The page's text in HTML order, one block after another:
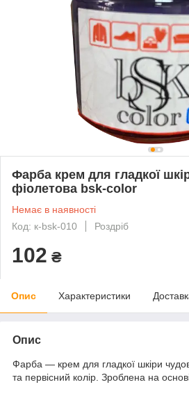
Фарба крем для гладкої
фіолетова bsk-color
Немає в наявності
Код: к-bsk-010
Роздріб
102 ₴
Опис Характеристики
Опис
Фарба — крем для гладкої шкіри
та первісний колір. Зроблена на